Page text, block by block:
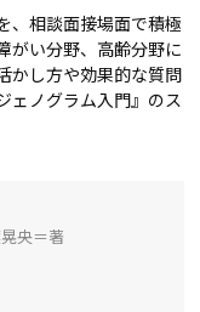
、相談面接場面で積極
がい分野、高齢分野に
かし方や効果的な質問
ェノグラム入門』のス
央＝著